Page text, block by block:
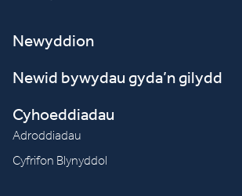
Newyddion
Newid bywydau gyda’n gilydd
Cyhoeddiadau
Adroddiadau
Cyfrifon Blynyddol